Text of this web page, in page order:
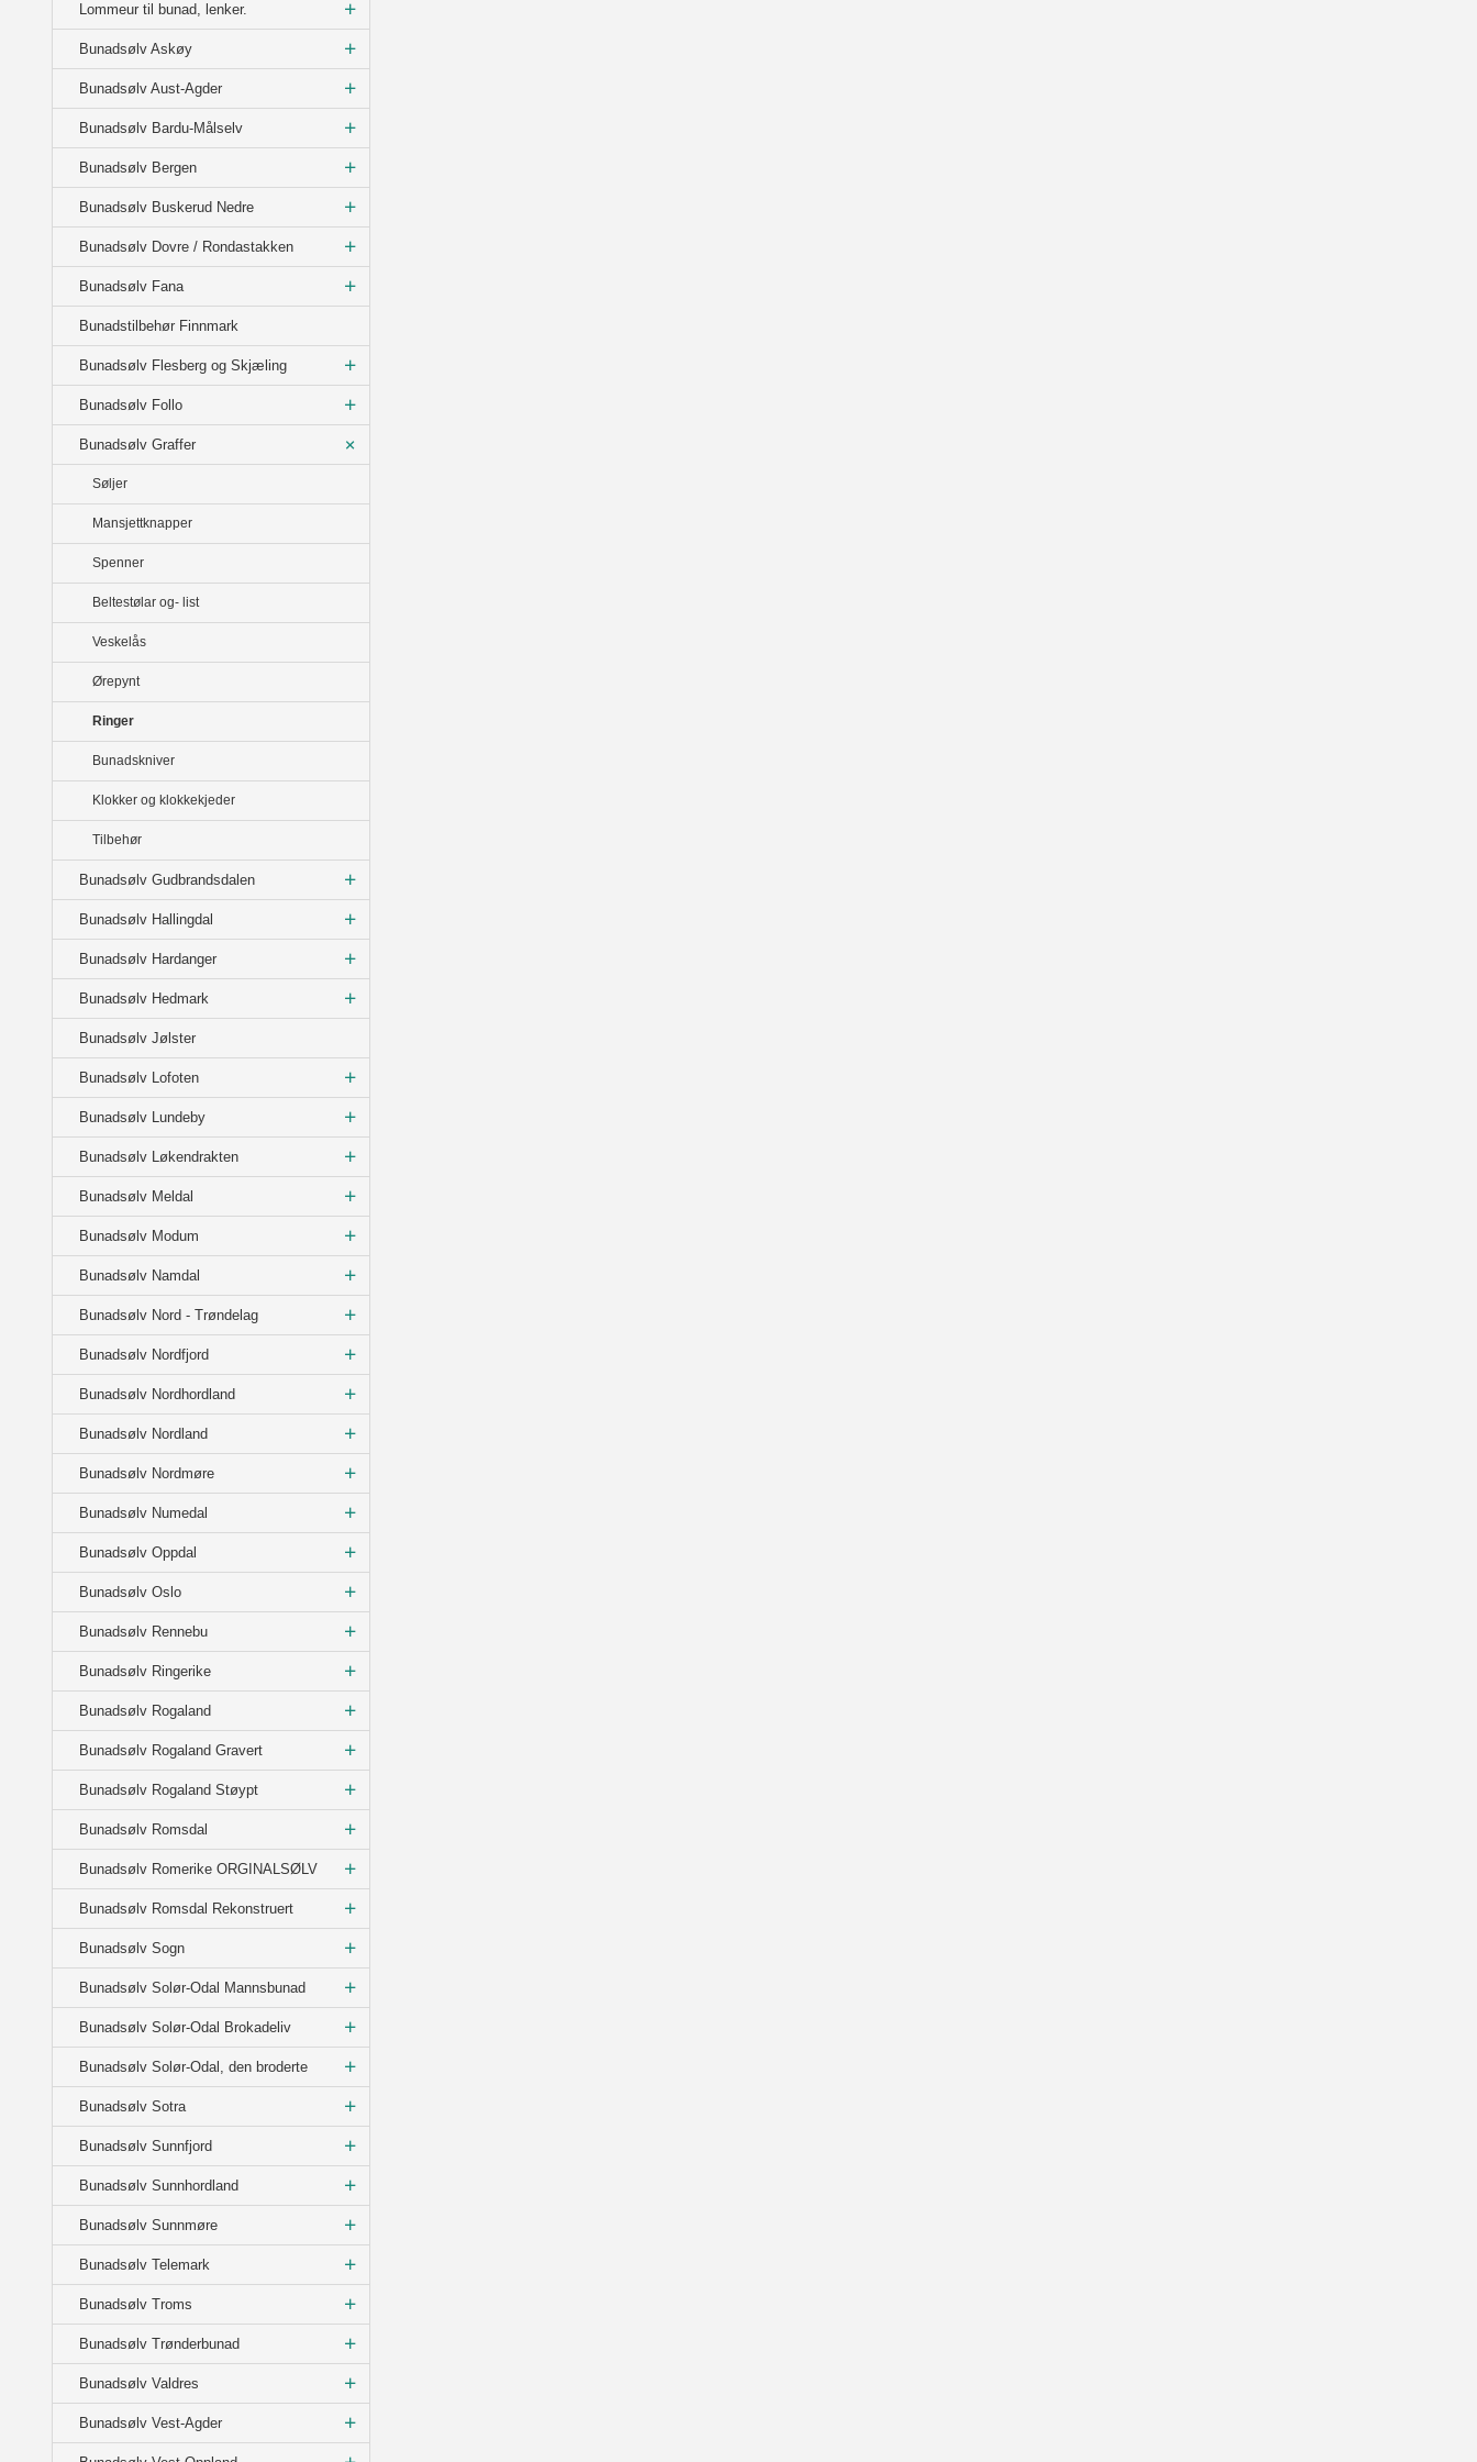
Lommeur til bunad, lenker.
Bunadsølv Askøy
Bunadsølv Aust-Agder
Bunadsølv Bardu-Målselv
Bunadsølv Bergen
Bunadsølv Buskerud Nedre
Bunadsølv Dovre / Rondastakken
Bunadsølv Fana
Bunadstilbehør Finnmark
Bunadsølv Flesberg og Skjæling
Bunadsølv Follo
Bunadsølv Graffer
Søljer
Mansjettknapper
Spenner
Beltestølar og- list
Veskelås
Ørepynt
Ringer
Bunadskniver
Klokker og klokkekjeder
Tilbehør
Bunadsølv Gudbrandsdalen
Bunadsølv Hallingdal
Bunadsølv Hardanger
Bunadsølv Hedmark
Bunadsølv Jølster
Bunadsølv Lofoten
Bunadsølv Lundeby
Bunadsølv Løkendrakten
Bunadsølv Meldal
Bunadsølv Modum
Bunadsølv Namdal
Bunadsølv Nord - Trøndelag
Bunadsølv Nordfjord
Bunadsølv Nordhordland
Bunadsølv Nordland
Bunadsølv Nordmøre
Bunadsølv Numedal
Bunadsølv Oppdal
Bunadsølv Oslo
Bunadsølv Rennebu
Bunadsølv Ringerike
Bunadsølv Rogaland
Bunadsølv Rogaland Gravert
Bunadsølv Rogaland Støypt
Bunadsølv Romsdal
Bunadsølv Romerike ORGINALSØLV
Bunadsølv Romsdal Rekonstruert
Bunadsølv Sogn
Bunadsølv Solør-Odal Mannsbunad
Bunadsølv Solør-Odal Brokadeliv
Bunadsølv Solør-Odal, den broderte
Bunadsølv Sotra
Bunadsølv Sunnfjord
Bunadsølv Sunnhordland
Bunadsølv Sunnmøre
Bunadsølv Telemark
Bunadsølv Troms
Bunadsølv Trønderbunad
Bunadsølv Valdres
Bunadsølv Vest-Agder